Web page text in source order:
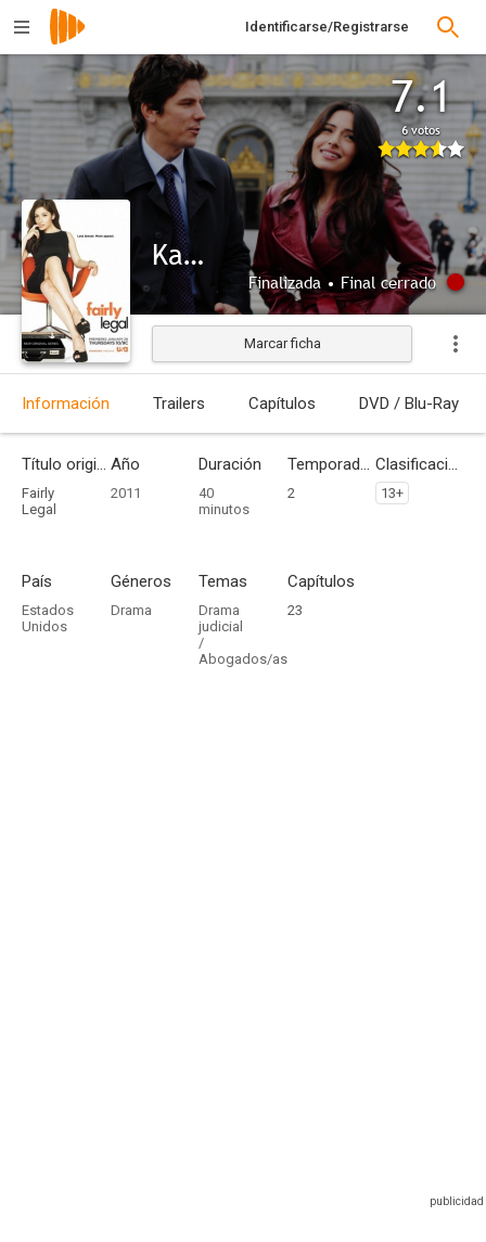
Identificarse/Registrarse
7.1
6 votos
Kate
Finalizada • Final cerrado
Marcar ficha
Información Trailers Capítulos DVD / Blu-Ray
Título original
Fairly
Legal
Año
2011
Duración
40
minutos
Temporadas
2
Clasificación por edades
13+
País
Estados
Unidos
Géneros
Drama
Temas
Drama
judicial
/
Abogados/as
Capítulos
23